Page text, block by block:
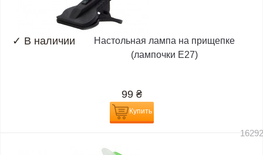
✓ В наличии
Настольная лампа на прищепке
(лампочки E27)
99 ₴
Купить